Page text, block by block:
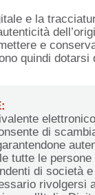
e la
e
quindi
di
tutte le
di società
rivolgersi